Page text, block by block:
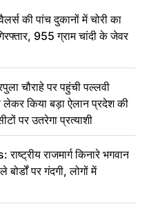
की पांच दुकानों में चोरी का
955 ग्राम चांदी के जेवर
चौराहे पर पहुंची पल्लवी
किया बड़ा ऐलान प्रदेश की
पर उतरेगा प्रत्याशी
राजमार्ग किनारे भगवान
बोर्डों पर गंदगी, लोगों में